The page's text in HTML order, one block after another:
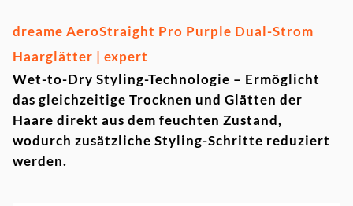
2 Geschwindigkeitsstufen, 4 Temperaturstufen, intelligentes
Display, das mehrere Modi anzeigt
Inkl. Lederaufbewahrungstasche, Nennleistung 1500 W,
Gewicht (ohne Netzkabel) 420 g
dreame AeroStraight Pro Purple Dual-Strom
Haarglätter | expert
Wet-to-Dry Styling-Technologie – Ermöglicht
das gleichzeitige Trocknen und Glätten der
Haare direkt aus dem feuchten Zustand,
wodurch zusätzliche Styling-Schritte reduziert
werden.